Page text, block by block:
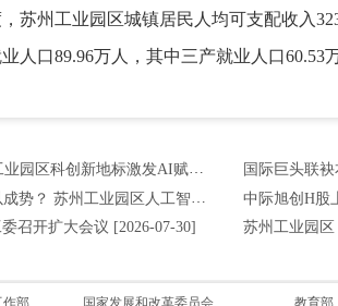
州工业园区城镇居民人均可支配收入
口89.96万人，其中三产就业人口60.53
召开扩大会议 [2026-07-30]
作部 国家发展和改革委员会 教育部